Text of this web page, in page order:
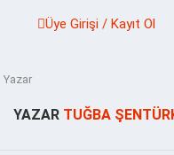
Üye Girişi / Kayıt Ol
Yazar
YAZAR TUĞBA